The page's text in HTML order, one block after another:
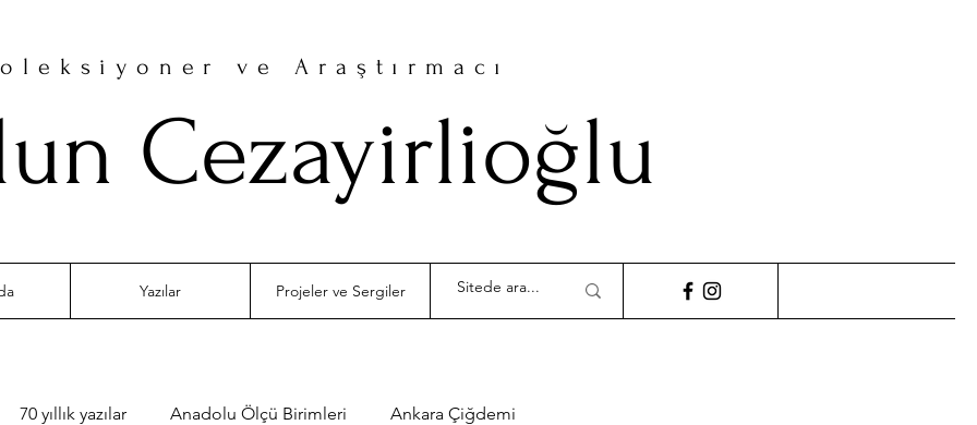
ve Araştırmacı
Cezayirlioğlu
Yazılar Projeler ve Sergiler
70 yıllık yazılar Anadolu Ölçü Birimleri Ankara Çiğdemi